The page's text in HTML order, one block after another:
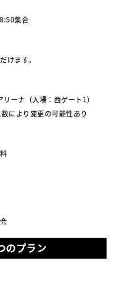
集合
けます。
ーナ（入場：西ゲート1）
により変更の可能性あり
のプラン